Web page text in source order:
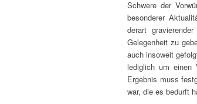
Schwere der
besonderer
derart
Gelegenheit zu
auch insoweit
lediglich um einen
Ergebnis muss
war, die es bedurft